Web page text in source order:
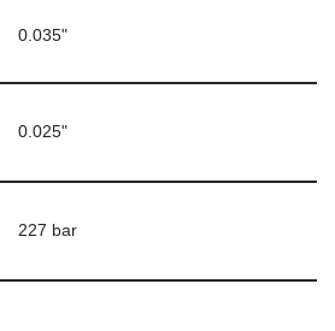
0.035"
0.025"
227 bar